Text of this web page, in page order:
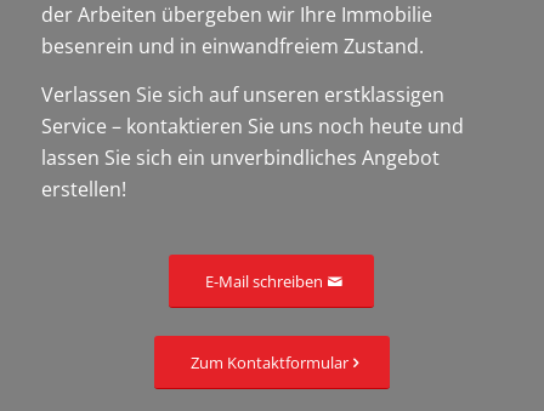
der Arbeiten übergeben wir Ihre Immobilie
besenrein und in einwandfreiem Zustand.
Verlassen Sie sich auf unseren erstklassigen
Service – kontaktieren Sie uns noch heute und
lassen Sie sich ein unverbindliches Angebot
erstellen!
E-Mail schreiben
Zum Kontaktformular